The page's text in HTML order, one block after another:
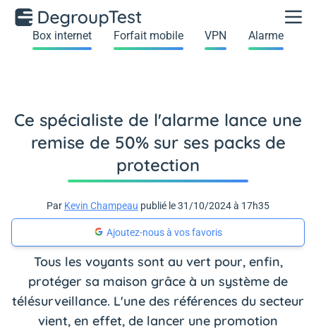
Box internet Forfait mobile VPN Alarme
Ce spécialiste de l'alarme lance une
remise de 50% sur ses packs de
protection
Par Kevin Champeau publié le 31/10/2024 à 17h35
Ajoutez-nous à vos favoris
Tous les voyants sont au vert pour, enfin,
protéger sa maison grâce à un système de
télésurveillance. L'une des références du secteur
vient, en effet, de lancer une promotion